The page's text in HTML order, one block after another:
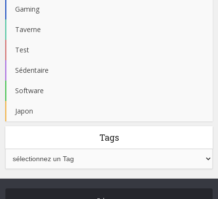
Gaming
Taverne
Test
Sédentaire
Software
Japon
Tags